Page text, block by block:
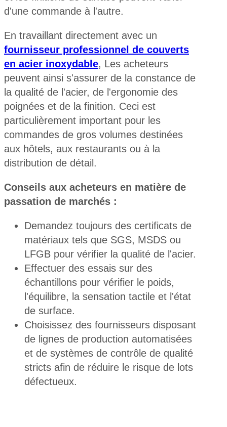
d'une commande à l'autre.
En travaillant directement avec un
fournisseur professionnel de couverts
en acier inoxydable, Les acheteurs
peuvent ainsi s'assurer de la constance de
la qualité de l'acier, de l'ergonomie des
poignées et de la finition. Ceci est
particulièrement important pour les
commandes de gros volumes destinées
aux hôtels, aux restaurants ou à la
distribution de détail.
Conseils aux acheteurs en matière de
passation de marchés :
Demandez toujours des certificats de
matériaux tels que SGS, MSDS ou
LFGB pour vérifier la qualité de l'acier.
Effectuer des essais sur des
échantillons pour vérifier le poids,
l'équilibre, la sensation tactile et l'état
de surface.
Choisissez des fournisseurs disposant
de lignes de production automatisées
et de systèmes de contrôle de qualité
stricts afin de réduire le risque de lots
défectueux.